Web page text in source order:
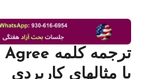
با مثالهای کاربردی